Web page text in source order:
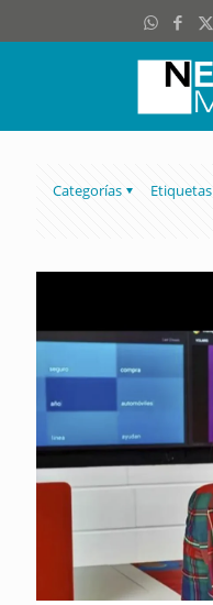
Categorías Etiquetas